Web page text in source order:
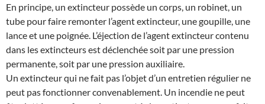
En principe, un extincteur possède un corps, un robinet, un
tube pour faire remonter l’agent extincteur, une goupille, une
lance et une poignée. L’éjection de l’agent extincteur contenu
dans les extincteurs est déclenchée soit par une pression
permanente, soit par une pression auxiliaire.
Un extincteur qui ne fait pas l’objet d’un entretien régulier ne
peut pas fonctionner convenablement. Un incendie ne peut